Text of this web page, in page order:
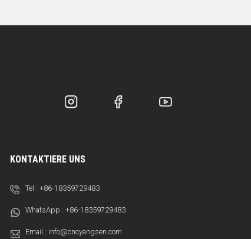
KONTAKTIERE UNS
Tel :+86-18359729483
WhatsApp :+86-18359729483
Email : info@cncyangsen.com